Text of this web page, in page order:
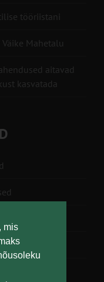
mis
tööriistani
Mahetalu
aitavad
kasvatada